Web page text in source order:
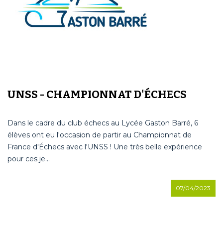
UNSS - CHAMPIONNAT D'ÉCHECS
Dans le cadre du club échecs au Lycée Gaston Barré, 6
élèves ont eu l'occasion de partir au Championnat de
France d'Échecs avec l'UNSS ! Une très belle expérience
pour ces je...
07/04/2023